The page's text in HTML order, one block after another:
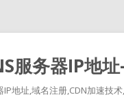
服务器IP地
IP地址,域名注册,CDN加速技